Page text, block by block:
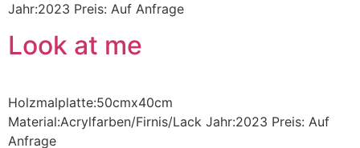
Jahr:2023 Preis: Auf Anfrage
Look at me
Holzmalplatte:50cmx40cm
Material:Acrylfarben/Firnis/Lack Jahr:2023 Preis: Auf
Anfrage